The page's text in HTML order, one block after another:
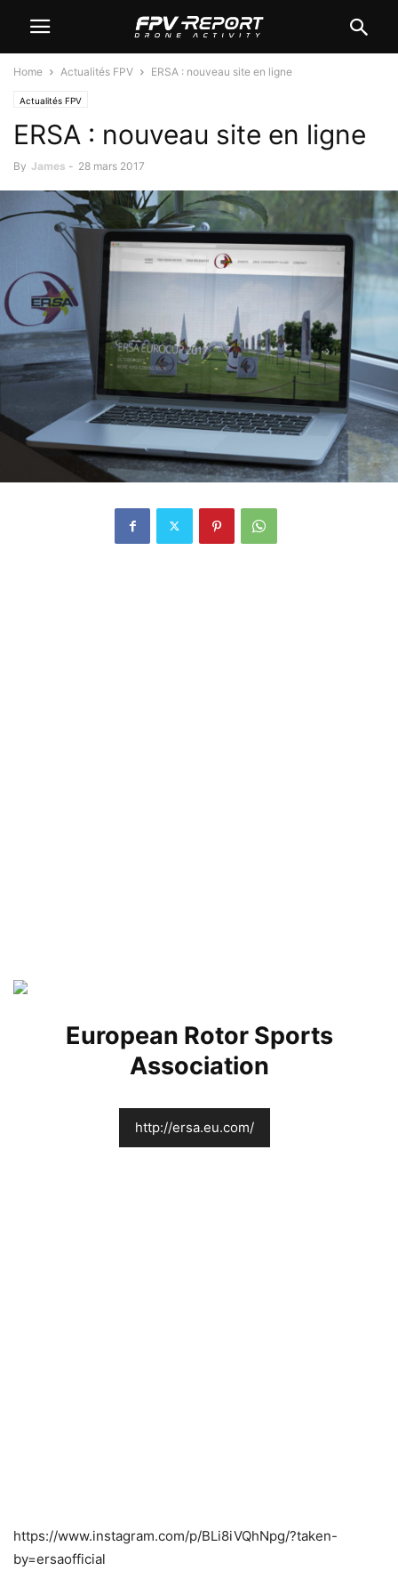
Home Actualités FPV ERSA : nouveau site en ligne
Actualités FPV
ERSA : nouveau site en ligne
By James - 28 mars 2017
European Rotor Sports
Association
http://ersa.eu.com/
https://www.instagram.com/p/BLi8iVQhNpg/?taken-
by=ersaofficial